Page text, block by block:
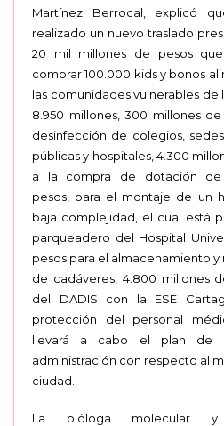
Martínez Berrocal, explicó
realizado un nuevo traslado
20 mil millones de pesos
comprar 100.000 kids y bonos
las comunidades vulnerables
8.950 millones, 300 millones
desinfección de colegios,
públicas y hospitales, 4.300
a la compra de dotación de
pesos, para el montaje de un
baja complejidad, el cual está
parqueadero del Hospital
pesos para el almacenamiento
de cadáveres, 4.800 millones
del DADIS con la ESE
protección del personal
llevará a cabo el plan de
administración con respecto al
ciudad.
La bióloga molecular y